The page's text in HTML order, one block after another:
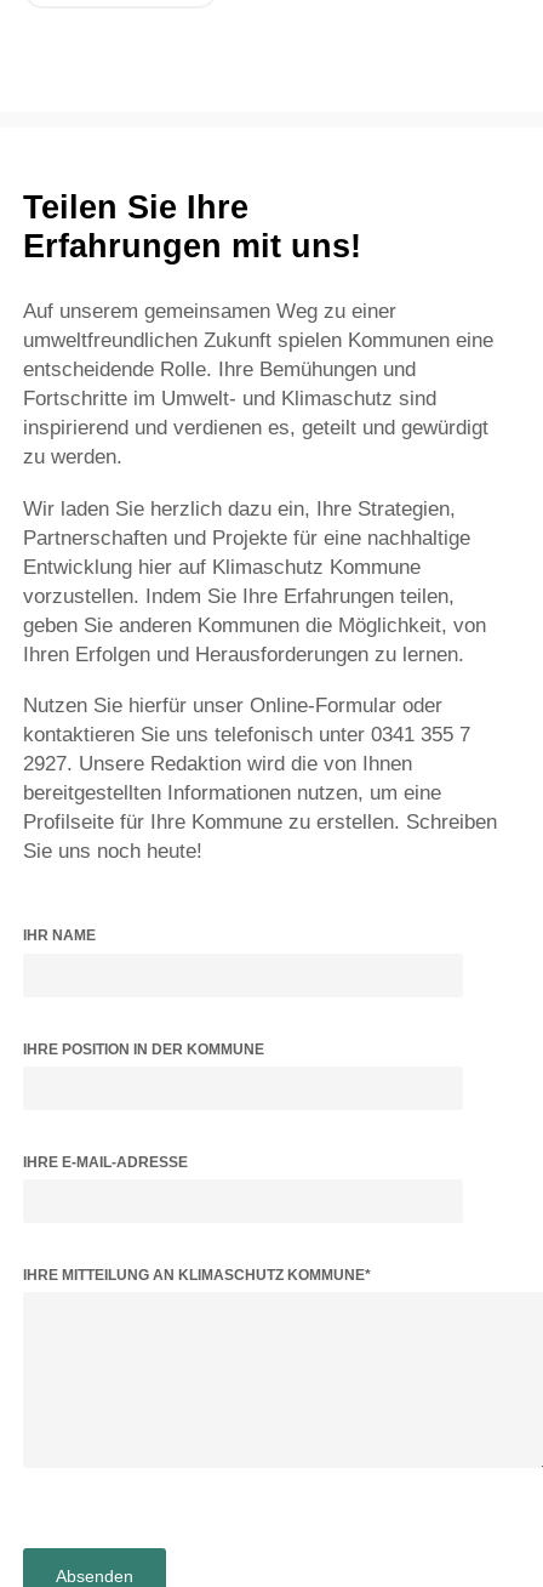
Teilen Sie Ihre
Erfahrungen mit uns!
Auf unserem gemeinsamen Weg zu einer
umweltfreundlichen Zukunft spielen Kommunen eine
entscheidende Rolle. Ihre Bemühungen und
Fortschritte im Umwelt- und Klimaschutz sind
inspirierend und verdienen es, geteilt und gewürdigt
zu werden.
Wir laden Sie herzlich dazu ein, Ihre Strategien,
Partnerschaften und Projekte für eine nachhaltige
Entwicklung hier auf Klimaschutz Kommune
vorzustellen. Indem Sie Ihre Erfahrungen teilen,
geben Sie anderen Kommunen die Möglichkeit, von
Ihren Erfolgen und Herausforderungen zu lernen.
Nutzen Sie hierfür unser Online-Formular oder
kontaktieren Sie uns telefonisch unter 0341 355 7
2927. Unsere Redaktion wird die von Ihnen
bereitgestellten Informationen nutzen, um eine
Profilseite für Ihre Kommune zu erstellen. Schreiben
Sie uns noch heute!
IHR NAME
IHRE POSITION IN DER KOMMUNE
IHRE E-MAIL-ADRESSE
BITTE LASSE DIESES FELD LEER.
IHRE MITTEILUNG AN KLIMASCHUTZ KOMMUNE*